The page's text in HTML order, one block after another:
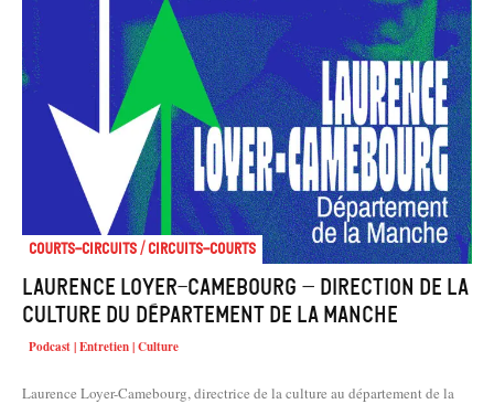
Courts-Circuits / Circuits-Courts
Laurence Loyer-Camebourg – Direction de la
Culture du Département de la Manche
Podcast | Entretien | Culture
Laurence Loyer-Camebourg, directrice de la culture au département de la